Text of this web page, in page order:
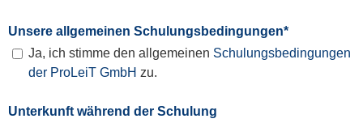
Unsere allgemeinen Schulungsbedingungen*
Ja, ich stimme den allgemeinen Schulungsbedingungen
der ProLeiT GmbH zu.
Unterkunft während der Schulung